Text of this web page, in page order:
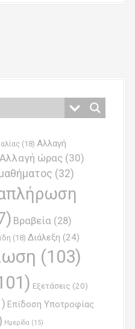
(18) Αλλαγή
Αλλαγή ώρας (30)
(32)
Βραβεία (28)
(18) Διάλεξη (24)
(103)
Εξετάσεις (20)
Επίδοση Υποτροφίας
Ημερίδα (15)